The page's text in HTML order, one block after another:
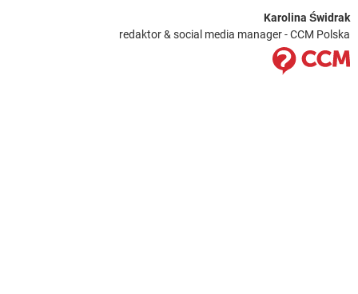
Karolina Świdrak
redaktor & social media manager - CCM Polska